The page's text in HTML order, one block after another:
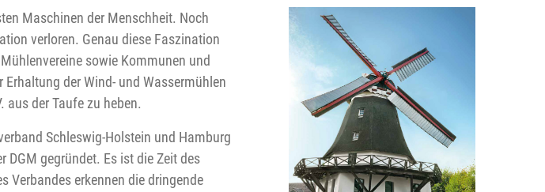
Maschinen der Menschheit. Noch
verloren. Genau diese Faszination
sowie Kommunen und
der Wind- und Wassermühlen
aus der Taufe zu heben.
Schleswig-Holstein und Hamburg
DGM gegründet. Es ist die Zeit des
Verbandes erkennen die dringende